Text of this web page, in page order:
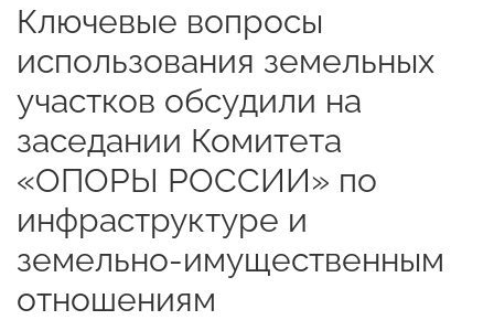
Ключевые вопросы
использования земельных
участков обсудили на
заседании Комитета
«ОПОРЫ РОССИИ» по
инфраструктуре и
земельно-имущественным
отношениям